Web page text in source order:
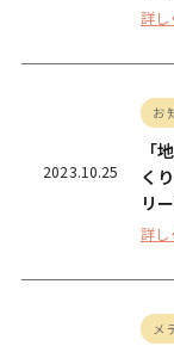
詳し
2023.10.25
お
「
く
リ
詳し
メ